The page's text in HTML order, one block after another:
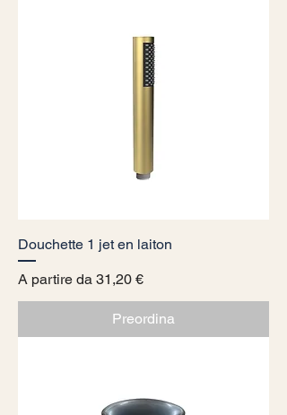
Douchette 1 jet en laiton
A partire da 31,20 €
Prezzo scontato
Preordina